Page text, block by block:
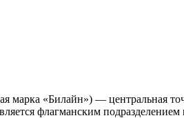
«Билайн») — центральная
флагманским